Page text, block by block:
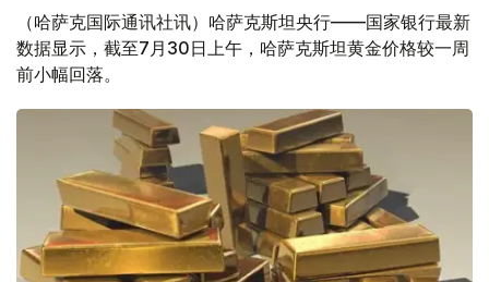
（哈萨克国际通讯社讯）哈萨克斯坦央行——国家银行最新
数据显示，截至7月30日上午，哈萨克斯坦黄金价格较一周
前小幅回落。